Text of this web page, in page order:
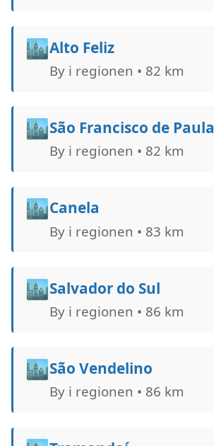
🏙️Alto Feliz
By i regionen • 82 km
🏙️São Francisco de Paula
By i regionen • 82 km
🏙️Canela
By i regionen • 83 km
🏙️Salvador do Sul
By i regionen • 86 km
🏙️São Vendelino
By i regionen • 86 km